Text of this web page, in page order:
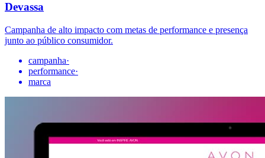
Devassa
Campanha de alto impacto com metas de performance e presença
junto ao público consumidor.
campanha·
performance·
marca